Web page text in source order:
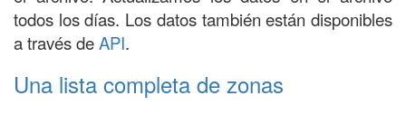
todos los días. Los datos también están disponibles
a través deAPI.
Una lista completa de zonas